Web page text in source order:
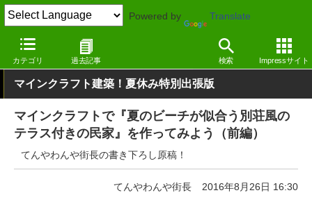
Powered by Translate
カテゴリ 過去記事 検索 Impressサイト
窓の杜 エンタメ ゲーム
マインクラフト建築！夏休み特別出張版
マインクラフトで『夏のビーチが似合う別荘風の
テラス付きの民家』を作ってみよう（前編）
てんやわんや街長の書き下ろし原稿！
てんやわんや街長 2016年8月26日 16:30